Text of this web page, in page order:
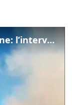
Incendio tra Duino e Monfalcone: l’intervento dei vigili del fuoco